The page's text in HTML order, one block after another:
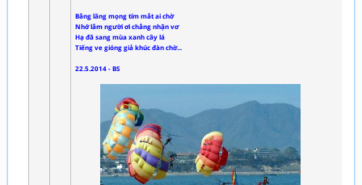
Bằng lăng mọng tím mắt ai chờ
Nhớ lắm người ơi chẳng nhận vơ
Hạ đã sang mùa xanh cây lá
Tiếng ve gióng giả khúc đàn chờ...
22.5.2014 - BS